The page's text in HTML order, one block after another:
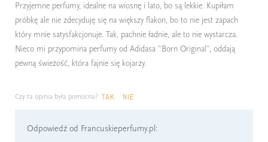
Przyjemne perfumy, idealne na wiosnę i lato, bo są lekkie. Kupiłam
próbkę ale nie zdecyduję się na większy flakon, bo to nie jest zapach
który mnie satysfakcjonuje. Tak, pachnie ładnie, ale to nie wystarcza.
Nieco mi przypomina perfumy od Adidasa "Born Original", oddają
pewną świeżość, która fajnie się kojarzy.
Czy ta opinia była pomocna? TAK NIE
Odpowiedź od Francuskieperfumy.pl: